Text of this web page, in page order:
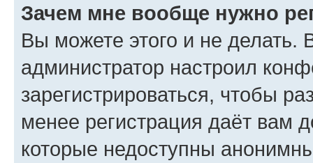
Зачем мне вообще нужно
Вы можете этого и не делать.
администратор настроил
зарегистрироваться, чтобы
менее регистрация даёт вам
которые недоступны